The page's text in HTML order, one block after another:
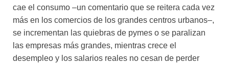
cae el consumo –un comentario que se reitera cada vez
más en los comercios de los grandes centros urbanos–,
se incrementan las quiebras de pymes o se paralizan
las empresas más grandes, mientras crece el
desempleo y los salarios reales no cesan de perder